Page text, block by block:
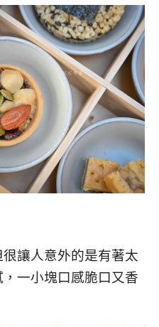
讓人意外的是有著太
一小塊口感脆口又香